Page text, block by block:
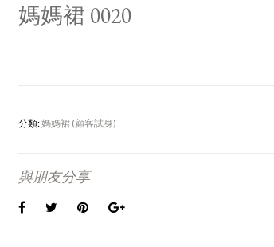
媽媽裙 0020
分類:媽媽裙 (顧客試身)
與朋友分享